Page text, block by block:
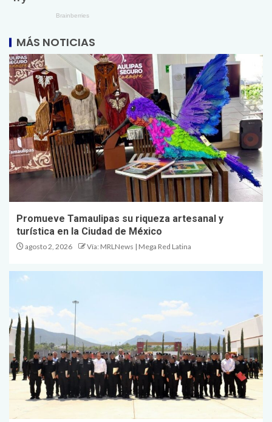
MÁS NOTICIAS
Promueve Tamaulipas su riqueza artesanal y
turística en la Ciudad de México
agosto 2, 2026 Vía: MRLNews | Mega Red Latina